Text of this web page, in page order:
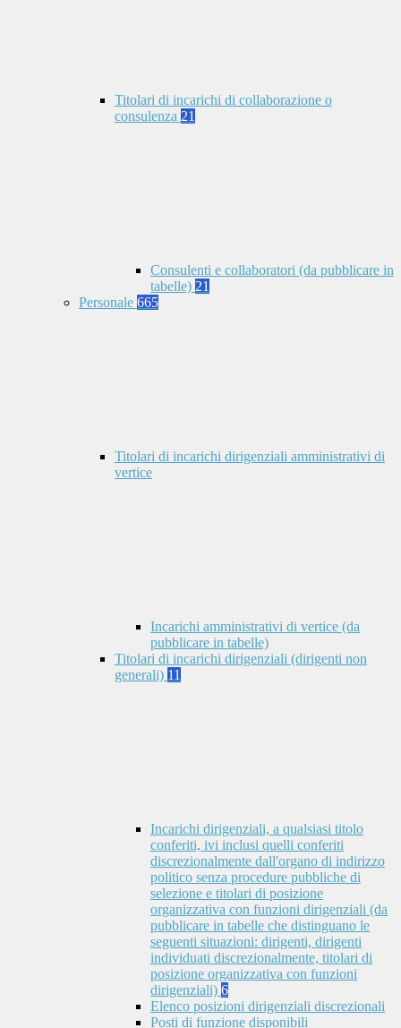
Titolari di incarichi di collaborazione o
consulenza 21
Consulenti e collaboratori (da pubblicare in
tabelle) 21
Personale 665
Titolari di incarichi dirigenziali amministrativi di
vertice
Incarichi amministrativi di vertice (da
pubblicare in tabelle)
Titolari di incarichi dirigenziali (dirigenti non
generali) 11
Incarichi dirigenziali, a qualsiasi titolo
conferiti, ivi inclusi quelli conferiti
discrezionalmente dall'organo di indirizzo
politico senza procedure pubbliche di
selezione e titolari di posizione
organizzativa con funzioni dirigenziali (da
pubblicare in tabelle che distinguano le
seguenti situazioni: dirigenti, dirigenti
individuati discrezionalmente, titolari di
posizione organizzativa con funzioni
dirigenziali) 6
Elenco posizioni dirigenziali discrezionali
Posti di funzione disponibili